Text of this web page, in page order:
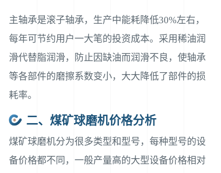
主轴承是滚子轴承，生产中能耗降低30%左右，
每年可节约用户一大笔的投资成本。采用稀油润
滑代替脂润滑，防止因缺油而润滑不良，使轴承
等各部件的磨擦系数变小，大大降低了部件的损
耗率。
二、煤矿球磨机价格分析
煤矿球磨机分为很多类型和型号，每种型号的设
备价格都不同，一般产量高的大型设备价格相对